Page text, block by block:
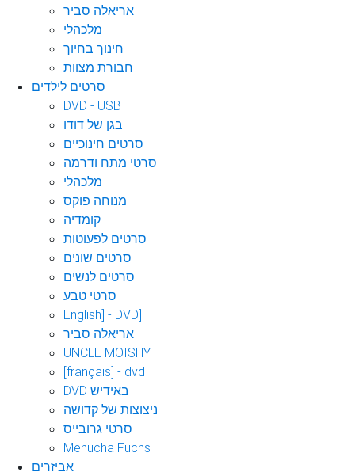
אריאלה סביר
מלכהלי
חינוך בחיוך
חבורת מצוות
סרטים לילדים
DVD - USB
בגן של דודו
סרטים חינוכיים
סרטי מתח ודרמה
מלכהלי
מנוחה פוקס
קומדיה
סרטים לפעוטות
סרטים שונים
סרטים לנשים
סרטי טבע
English] - DVD]
אריאלה סביר
UNCLE MOISHY
[français] - dvd
DVD באידיש
ניצוצות של קדושה
סרטי גרובייס
Menucha Fuchs
אביזרים